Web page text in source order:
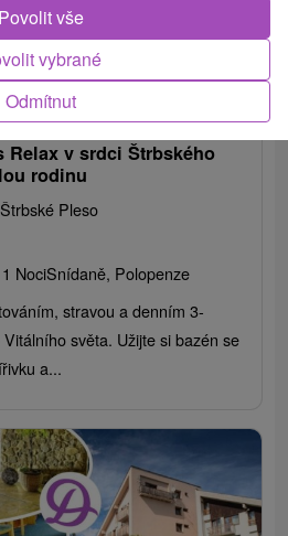
od1 747,11Kč
Relax v srdci Štrbského
rodinu
Štrbské Pleso
NociSnídaně, Polopenze
stravou a denním 3-
světa. Užijte si bazén se
a...
Odmítnut
vybrané
Povolit vše